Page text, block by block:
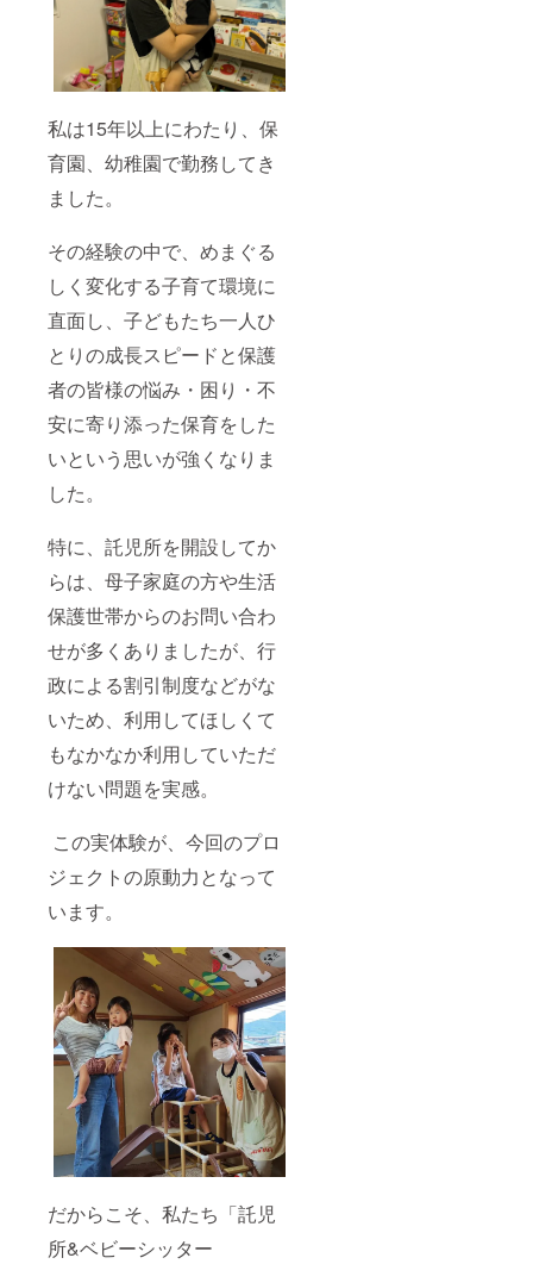
私は15年以上にわたり、保
育園、幼稚園で勤務してき
ました。
その経験の中で、めまぐる
しく変化する子育て環境に
直面し、子どもたち一人ひ
とりの成長スピードと保護
者の皆様の悩み・困り・不
安に寄り添った保育をした
いという思いが強くなりま
した。
特に、託児所を開設してか
らは、母子家庭の方や生活
保護世帯からのお問い合わ
せが多くありましたが、行
政による割引制度などがな
いため、利用してほしくて
もなかなか利用していただ
けない問題を実感。
この実体験が、今回のプロ
ジェクトの原動力となって
います。
だからこそ、私たち「託児
所&ベビーシッター